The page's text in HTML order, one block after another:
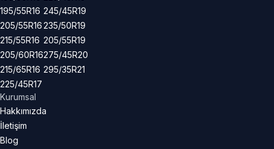
195/55R16
205/55R16
215/55R16
205/60R16
215/65R16
225/45R17
245/45R19
235/50R19
205/55R19
275/45R20
295/35R21
Kurumsal
Hakkımızda
İletişim
Blog